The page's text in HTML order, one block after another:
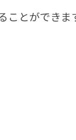
ことができま